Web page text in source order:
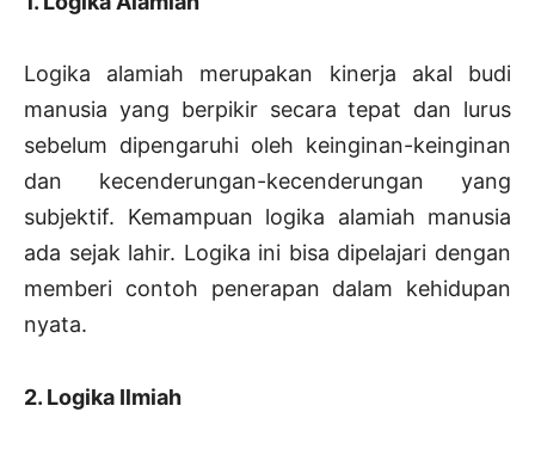
Logika alamiah merupakan kinerja akal budi
manusia yang berpikir secara tepat dan lurus
sebelum dipengaruhi oleh keinginan-keinginan
dan kecenderungan-kecenderungan yang
subjektif. Kemampuan logika alamiah manusia
ada sejak lahir. Logika ini bisa dipelajari dengan
memberi contoh penerapan dalam kehidupan
nyata.
2. Logika Ilmiah